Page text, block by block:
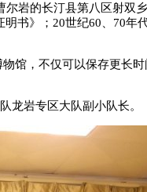
岩的长汀县第八区射双
书》；20世纪60、70年
馆，不仅可以保存更长时
岩专区大队副小队长。